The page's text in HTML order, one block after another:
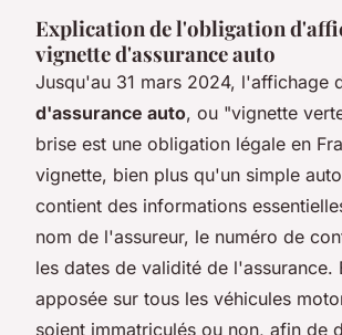
Explication de l'obligation
vignette d'assurance auto
Jusqu'au 31 mars 2024, l'affichage
d'assurance auto, ou "vignette
brise est une obligation légale en
vignette, bien plus qu'un simple
contient des informations
nom de l'assureur, le numéro de
les dates de validité de l'assurance.
apposée sur tous les véhicules
soient immatriculés ou non, afin de